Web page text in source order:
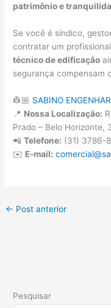
patrimônio e
Se você é síndico,
contratar um
técnico de edificação
segurança compensam
👷🏼 SABINO
📍 Nossa Localização:
Prado – Belo Horizonte,
📲Telefone: (31) 3786-
✉️ E-mail:
← Post anterior
Pesquisar